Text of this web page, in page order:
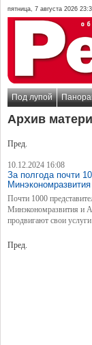
пятница, 7 августа 2026
Под лупой
Архив
Пред.
10.12.2024 16:08
За полгода почти
Почти 1000
Минэкономразвития и
продвигают свои
Пред.